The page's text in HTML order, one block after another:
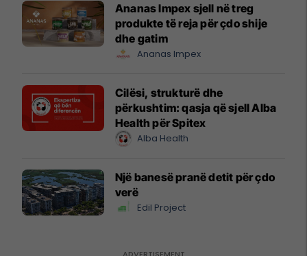
Ananas Impex sjell në treg
produkte të reja për çdo shije
dhe gatim
Ananas Impex
Cilësi, strukturë dhe
përkushtim: qasja që sjell Alba
Health për Spitex
Alba Health
Një banesë pranë detit për çdo
verë
Edil Project